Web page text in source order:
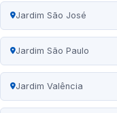
Jardim São José
Jardim São Paulo
Jardim Valência